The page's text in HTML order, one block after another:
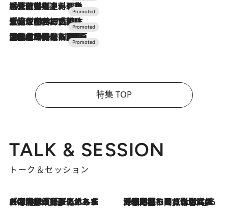
2026.7.24
【夏限定ディナーコース】旬を迎える稚鮎や花ズッキーニなどをイタリア・トスカーナの郷土料理の手法で満喫！
2026.7.17
「土佐和ハーブかき氷」がOMO7高知に登場！生姜、山椒、大葉など目にも舌にも涼を呼ぶ郷土の味
2026.7.10
NEW OPEN！【界 草津】名湯の地に誕生。趣の異なる2種の温泉と上州ならではの会席・蕎麦割烹など美食を味わう究極の癒やし旅
特集 TOP
TALK & SESSION
トーク＆セッション
2026.8.3
「今後値上げがあるとすれば…」「リスクがあるのは今年の冬」エネルギー専門家が語る、ホルムズ海峡封鎖が家庭にもたらす“ある心配” 2026.8.3
「住宅建てられない…」「サーチャージ料の高値が続いている」ホルムズ海峡封鎖による影響はいつまで続く？《エネルギー専門家に聞く“どうなる日本の暮らし”》